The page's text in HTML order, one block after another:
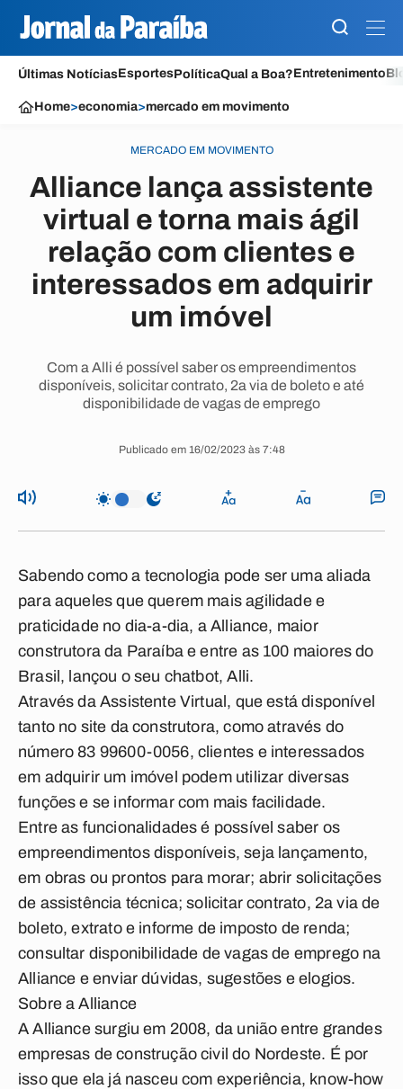
Últimas NotíciasEsportesPolíticaQual a Boa?Entretenimento
Home>economia>mercado em movimento
MERCADO EM MOVIMENTO
Alliance lança assistente
virtual e torna mais ágil
relação com clientes e
interessados em adquirir
um imóvel
Com a Alli é possível saber os empreendimentos
disponíveis, solicitar contrato, 2a via de boleto e até
disponibilidade de vagas de emprego
Publicado em 16/02/2023 às 7:48
Sabendo como a tecnologia pode ser uma aliada
para aqueles que querem mais agilidade e
praticidade no dia-a-dia, a Alliance, maior
construtora da Paraíba e entre as 100 maiores do
Brasil, lançou o seu chatbot, Alli.
Através da Assistente Virtual, que está disponível
tanto no site da construtora, como através do
número 83 99600-0056, clientes e interessados
em adquirir um imóvel podem utilizar diversas
funções e se informar com mais facilidade.
Entre as funcionalidades é possível saber os
empreendimentos disponíveis, seja lançamento,
em obras ou prontos para morar; abrir solicitações
de assistência técnica; solicitar contrato, 2a via de
boleto, extrato e informe de imposto de renda;
consultar disponibilidade de vagas de emprego na
Alliance e enviar dúvidas, sugestões e elogios.
Sobre a Alliance
A Alliance surgiu em 2008, da união entre grandes
empresas de construção civil do Nordeste. É por
isso que ela já nasceu com experiência, know-how